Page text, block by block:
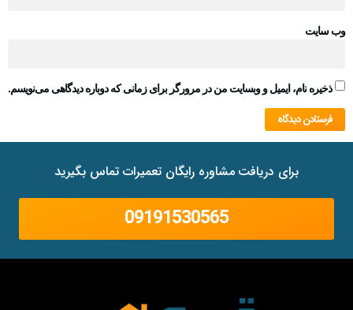
وب‌ سایت
ذخیره نام، ایمیل و وبسایت من در مرورگر برای زمانی که دوباره دیدگاهی می‌نویسم.
برای دریافت مشاوره رایگان تعمیرات تماس بگیرید
09191530565